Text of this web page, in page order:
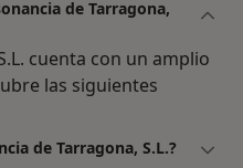
de Tarragona,
cuenta con un amplio
las siguientes
de Tarragona, S.L.?